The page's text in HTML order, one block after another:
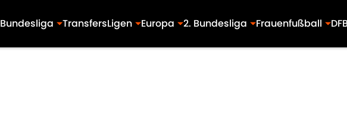
Bundesliga TransfersLigen Europa 2. Bundesliga Frauenfußball